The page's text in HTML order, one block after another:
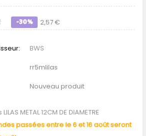
2,57 €
-30%
BWS
rr5mlilas
Nouveau produit
METAL 12CM DE DIAMETRE
passées entre le 6 et 16 août seront